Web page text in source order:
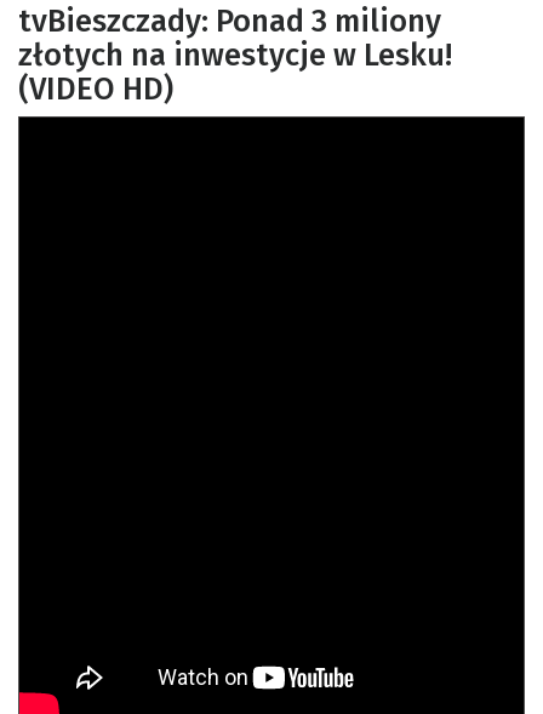
tvBieszczady: Ponad 3 miliony
złotych na inwestycje w Lesku!
(VIDEO HD)